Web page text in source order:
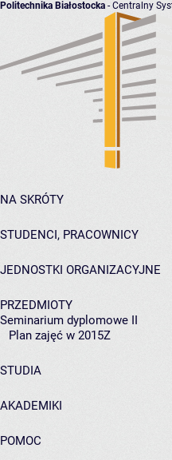
Politechnika Białostocka - Centralny
NA SKRÓTY
STUDENCI, PRACOWNICY
JEDNOSTKI ORGANIZACYJNE
PRZEDMIOTY
Seminarium dyplomowe II
Plan zajęć w 2015Z
STUDIA
AKADEMIKI
POMOC